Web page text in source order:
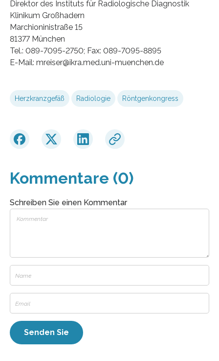
Direktor des Instituts für Radiologische Diagnostik
Klinikum Großhadern
Marchioninistraße 15
81377 München
Tel.: 089-7095-2750; Fax: 089-7095-8895
E-Mail: mreiser@ikra.med.uni-muenchen.de
Herzkranzgefäß Radiologie Röntgenkongress
Kommentare (0)
Schreiben Sie einen Kommentar